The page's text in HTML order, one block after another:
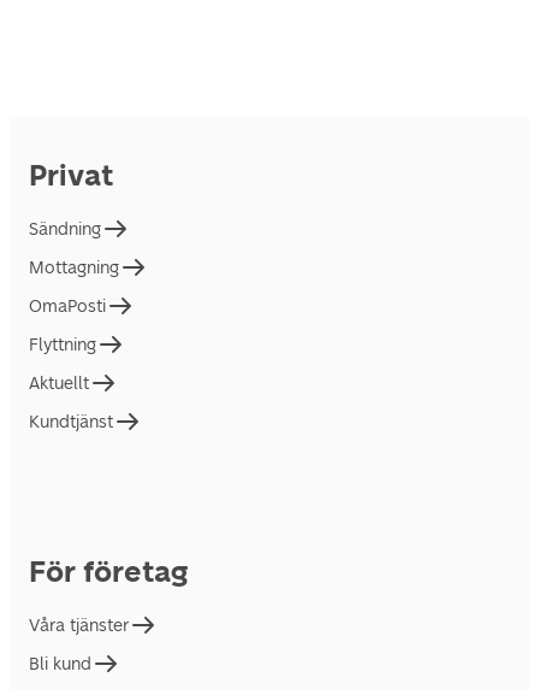
Privat
Sändning
Mottagning
OmaPosti
Flyttning
Aktuellt
Kundtjänst
För företag
Våra tjänster
Bli kund